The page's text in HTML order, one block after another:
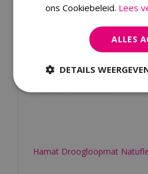
Hamat Droogloopmat
ons Cookiebeleid. Lees
ALLES
DETAILS